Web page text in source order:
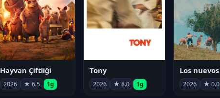
Hayvan Çiftliği
2026 ★ 6.5 1g
Tony
2026 ★ 8.0 1g
Los nuevos
2026 ★ 0.0